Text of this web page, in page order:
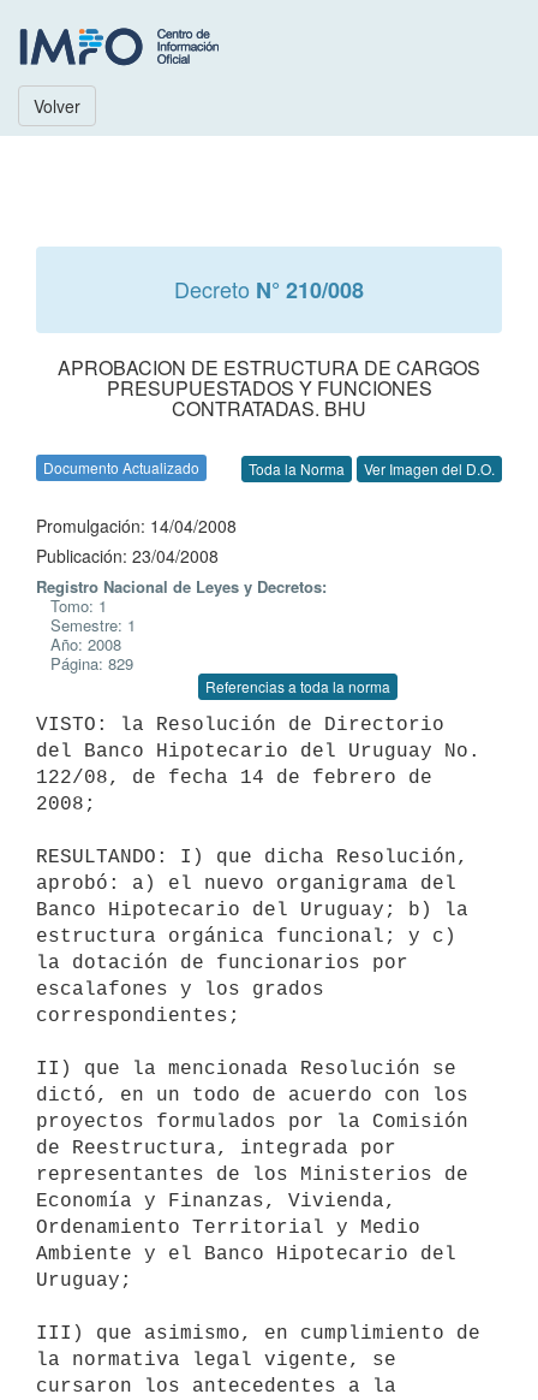
Volver
Decreto N° 210/008
APROBACION DE ESTRUCTURA DE CARGOS
PRESUPUESTADOS Y FUNCIONES
CONTRATADAS. BHU
Documento Actualizado Toda la Norma Ver Imagen del D.O.
Promulgación: 14/04/2008
Publicación: 23/04/2008
Registro Nacional de Leyes y Decretos:
Tomo: 1
Semestre: 1
Año: 2008
Página: 829
Referencias a toda la norma
VISTO: la Resolución de Directorio
del Banco Hipotecario del Uruguay No.
122/08, de fecha 14 de febrero de
2008;
RESULTANDO: I) que dicha Resolución,
aprobó: a) el nuevo organigrama del
Banco Hipotecario del Uruguay; b) la
estructura orgánica funcional; y c)
la dotación de funcionarios por
escalafones y los grados
correspondientes;
II) que la mencionada Resolución se
dictó, en un todo de acuerdo con los
proyectos formulados por la Comisión
de Reestructura, integrada por
representantes de los Ministerios de
Economía y Finanzas, Vivienda,
Ordenamiento Territorial y Medio
Ambiente y el Banco Hipotecario del
Uruguay;
III) que asimismo, en cumplimiento de
la normativa legal vigente, se
cursaron los antecedentes a la